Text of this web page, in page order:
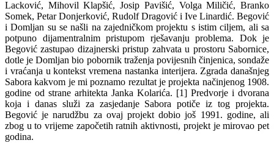
Lacković, Mihovil Klapšić, Josip Pavišić, Volga Miličić, Branko
Somek, Petar Donjerković, Rudolf Dragović i Ive Linardić. Begović
i Domljan su se našli na zajedničkom projektu s istim ciljem, ali sa
potpuno dijamentralnim pristupom rješavanju problema. Dok je
Begović zastupao dizajnerski pristup zahvata u prostoru Sabornice,
dotle je Domljan bio pobornik traženja povijesnih činjenica, sondaže
i vraćanja u kontekst vremena nastanka interijera. Zgrada današnjeg
Sabora kakvom je mi poznamo rezultat je projekta načinjenog 1908.
godine od strane arhitekta Janka Kolarića. [1] Predvorje i dvorana
koja i danas služi za zasjedanje Sabora potiče iz tog projekta.
Begović je narudžbu za ovaj projekt dobio još 1991. godine, ali
zbog u to vrijeme započetih ratnih aktivnosti, projekt je mirovao pet
godina.